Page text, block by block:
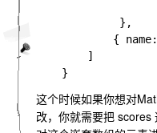
             },
{
        ]
这个时候如果你想对
改，你就需要把 scores